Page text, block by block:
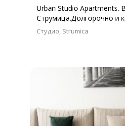
Urban Studio Apartments.
Струмица.Долгорочно и
сместување.
Студио Strumica